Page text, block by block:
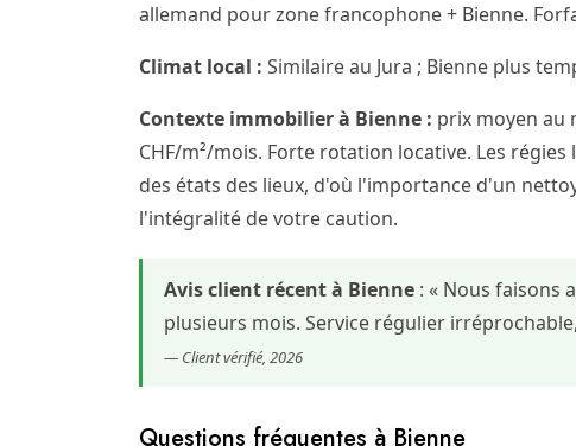
allemand pour zone francophone + Bienne.
Climat local : Similaire au Jura ; Bienne plus
Contexte immobilier à Bienne : prix moyen au
CHF/m²/mois. Forte rotation locative. Les
des états des lieux, d'où l'importance d'un
l'intégralité de votre caution.
Avis client récent à Bienne : « Nous faisons
plusieurs mois. Service régulier
— Client vérifié, 2026
Questions fréquentes à Bienne